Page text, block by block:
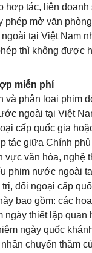
hợp tác, liên doanh
phép mở văn
tại Việt Nam
thì không được
miễn phí
và phân loại phim
ngoài tại Việt
cấp quốc gia
tác giữa Chính
vực văn hóa, nghệ
phim nước ngoài
đối ngoại cấp
bao gồm: các
ngày thiết lập quan
ngày quốc
chuyến thăm